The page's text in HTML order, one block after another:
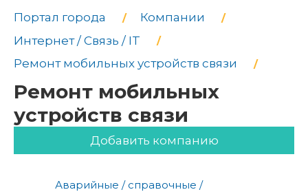
Портал города
Компании
Интернет / Связь / IT
Ремонт мобильных устройств связи
Ремонт мобильных
устройств связи
Добавить компанию
Аварийные / справочные /